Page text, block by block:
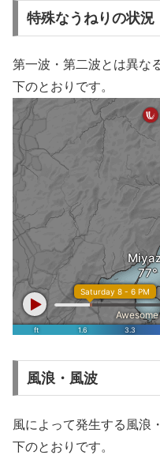
特殊なうねりの状況
第一波・第二波とは異な
下のとおりです。
風浪・風波
風によって発生する風浪
下のとおりです。